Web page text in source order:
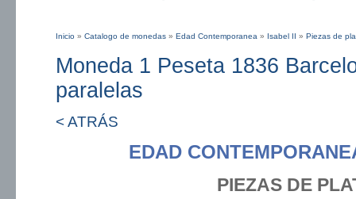
Inicio » Catalogo de monedas » Edad Contemporanea » Isabel II » Piezas de
Moneda 1 Peseta 1836
paralelas
< ATRÁS
EDAD
PIEZAS DE